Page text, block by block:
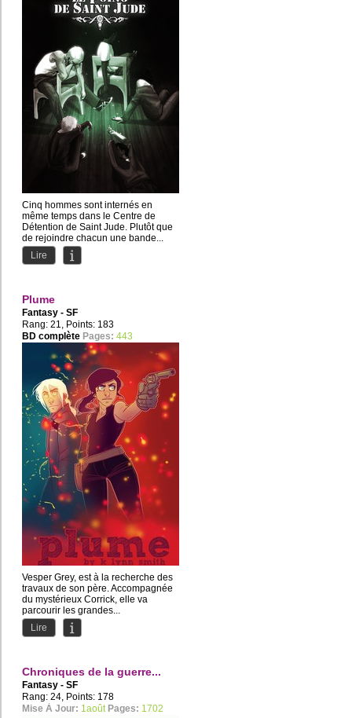
Cinq hommes sont internés en
même temps dans le Centre de
Détention de Saint Jude. Plutôt que
de rejoindre chacun une bande...
Lire
Plume
Fantasy - SF
Rang: 21, Points: 183
BD complète Pages: 443
Vesper Grey, est à la recherche des
travaux de son père. Accompagnée
du mystérieux Corrick, elle va
parcourir les grandes...
Lire
Chroniques de la guerre...
Fantasy - SF
Rang: 24, Points: 178
Mise À Jour: 1août Pages: 1702